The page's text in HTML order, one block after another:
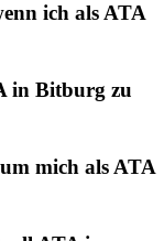
ich alsATA
in Bitburg zu
mich als ATA